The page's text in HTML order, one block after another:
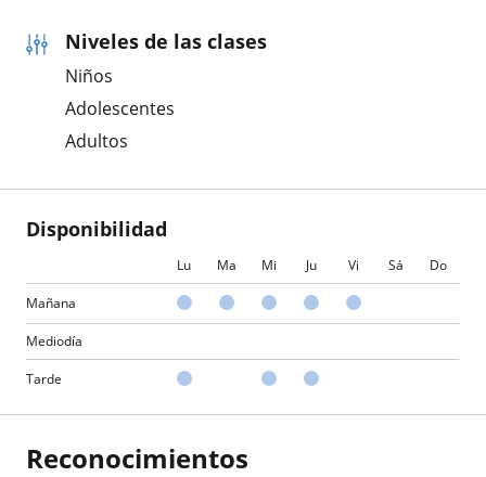
Niveles de las clases
Niños
Adolescentes
Adultos
Disponibilidad
Lu Ma Mi Ju Vi Sá Do
Mañana
Mediodía
Tarde
Reconocimientos